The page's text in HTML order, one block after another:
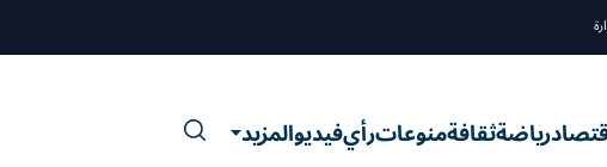
رياضةثقافةمنوعاترأيفيديوالمزيد